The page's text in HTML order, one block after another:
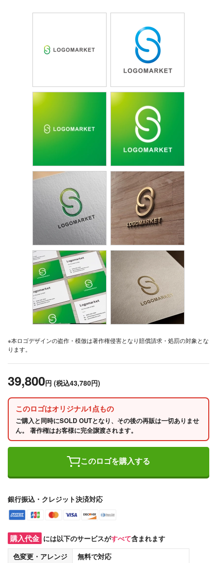
※本ロゴデザインの盗作・模倣は著作権侵害となり賠償請求・処罰の対象とな
ります。
39,800円 (税込43,780円)
このロゴはオリジナル1点もの
ご購入と同時にSOLD OUTとなり、その後の再販は一切ありませ
ん。 著作権はお客様に完全譲渡されます。
このロゴを購入する
銀行振込・クレジット決済対応
購入代金 には以下のサービスがすべて含まれます
色変更・アレンジ
無料で対応